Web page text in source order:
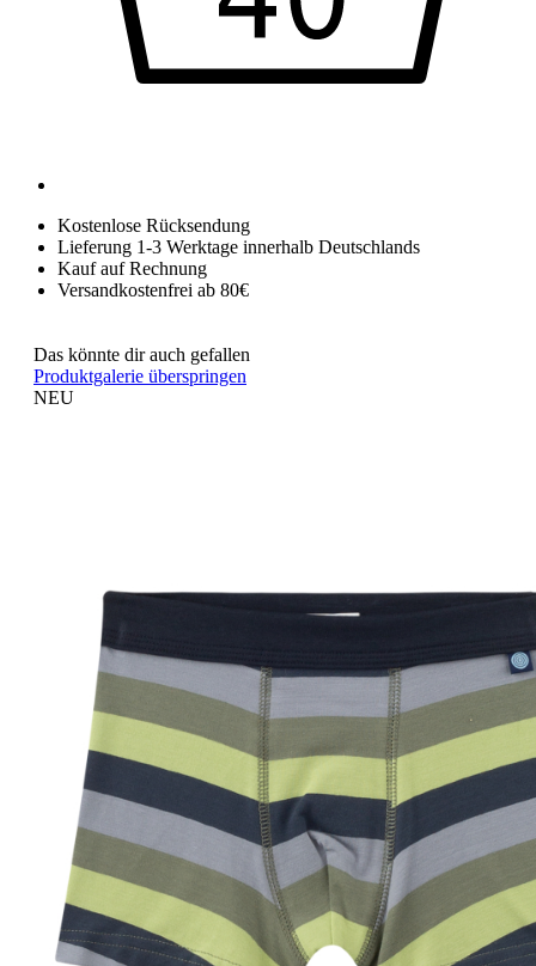
Kostenlose Rücksendung
Lieferung 1-3 Werktage innerhalb Deutschlands
Kauf auf Rechnung
Versandkostenfrei ab 80€
Das könnte dir auch gefallen
Produktgalerie überspringen
NEU